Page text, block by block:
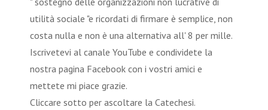
utilità sociale "e ricordati di firmare è semplice, non
costa nulla e non è una alternativa all' 8 per mille.
Iscrivetevi al canale YouTube e condividete la
nostra pagina Facebook con i vostri amici e
mettete mi piace grazie.
Cliccare sotto per ascoltare la Catechesi.